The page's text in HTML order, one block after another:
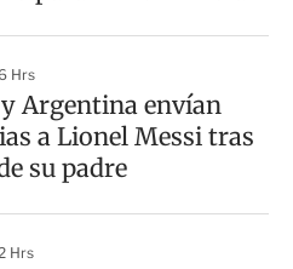
Hrs
Argentina envían
a Lionel Messi tras
su padre
Hrs